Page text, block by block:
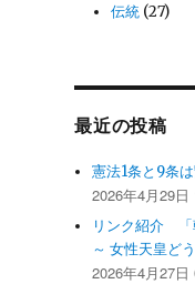
伝統(27)
最近の投稿
憲法1条と9条
2026年4月29日
リンク紹介 「
～ 女性天皇ど
2026年4月27日